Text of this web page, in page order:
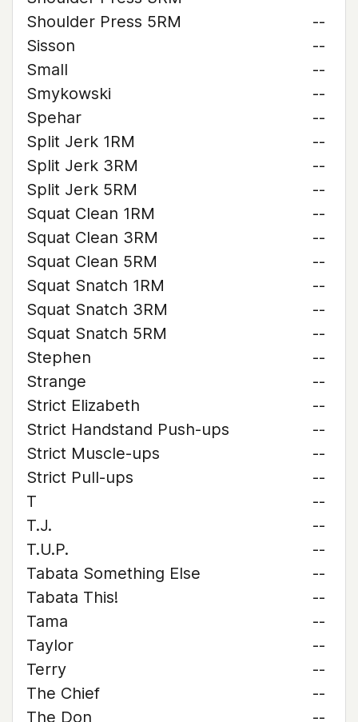
Shoulder Press 5RM
--
Sisson
--
Small
--
Smykowski
--
Spehar
--
Split Jerk 1RM
--
Split Jerk 3RM
--
Split Jerk 5RM
--
Squat Clean 1RM
--
Squat Clean 3RM
--
Squat Clean 5RM
--
Squat Snatch 1RM
--
Squat Snatch 3RM
--
Squat Snatch 5RM
--
Stephen
--
Strange
--
Strict Elizabeth
--
Strict Handstand Push-ups
--
Strict Muscle-ups
--
Strict Pull-ups
--
T
--
T.J.
--
T.U.P.
--
Tabata Something Else
--
Tabata This!
--
Tama
--
Taylor
--
Terry
--
The Chief
--
The Don
--